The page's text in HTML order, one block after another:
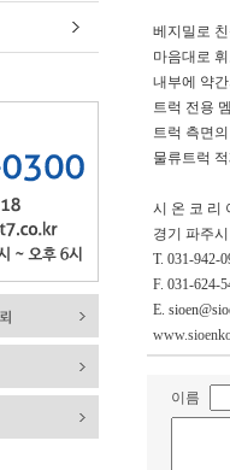
베지밀로
마음대로
내부에 약
트럭 전용
트럭 측면
물류트럭
시 온 코 리
경기 파주
T. 031-942-
F. 031-624-
E.
이름